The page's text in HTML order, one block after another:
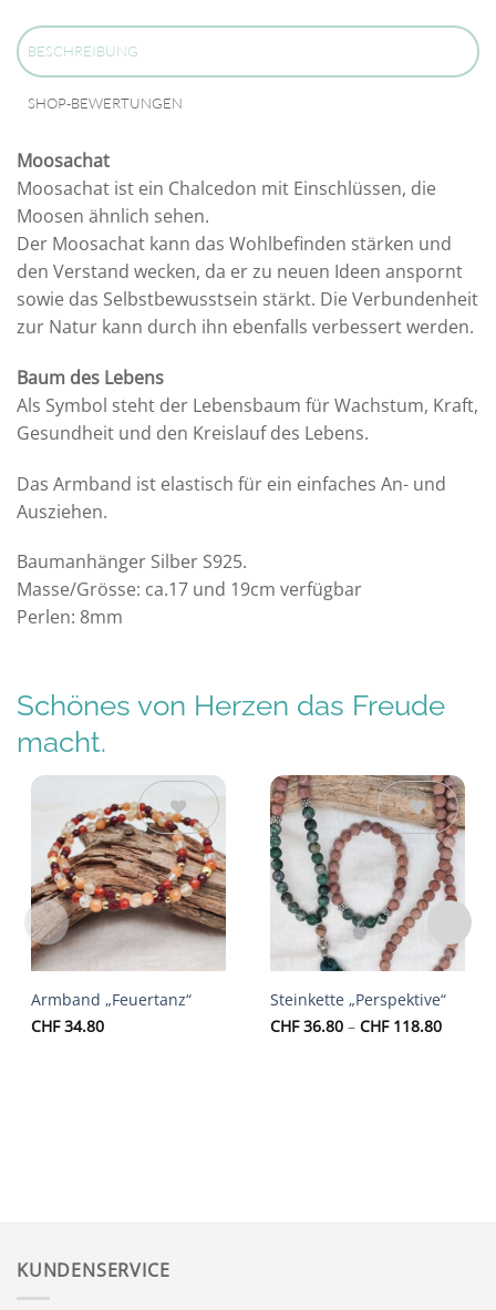
BESCHREIBUNG
SHOP-BEWERTUNGEN
Moosachat
Moosachat ist ein Chalcedon mit Einschlüssen, die
Moosen ähnlich sehen.
Der Moosachat kann das Wohlbefinden stärken und
den Verstand wecken, da er zu neuen Ideen anspornt
sowie das Selbstbewusstsein stärkt. Die Verbundenheit
zur Natur kann durch ihn ebenfalls verbessert werden.
Baum des Lebens
Als Symbol steht der Lebensbaum für Wachstum, Kraft,
Gesundheit und den Kreislauf des Lebens.
Das Armband ist elastisch für ein einfaches An- und
Ausziehen.
Baumanhänger Silber S925.
Masse/Grösse: ca.17 und 19cm verfügbar
Perlen: 8mm
Schönes von Herzen das Freude
macht.
Auf die
Wunschliste
Armband „Feuertanz“
CHF34.80
Auf die
Wunschliste
Steinkette „Perspektive“
CHF36.80 – CHF118.80
KUNDENSERVICE